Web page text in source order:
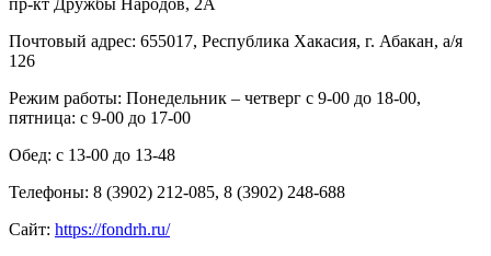
пр-кт Дружбы Народов, 2А
Почтовый адрес: 655017, Республика Хакасия, г. Абакан, а/я
126
Режим работы: Понедельник – четверг с 9-00 до 18-00,
пятница: с 9-00 до 17-00
Обед: с 13-00 до 13-48
Телефоны: 8 (3902) 212-085, 8 (3902) 248-688
Сайт: https://fondrh.ru/